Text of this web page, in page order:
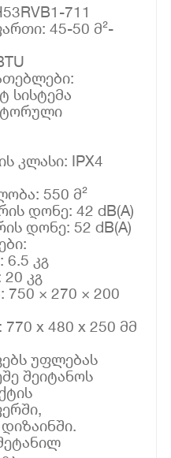
711
45-50 მ²-
სისტემა
კლასი: IPX4
550 მ²
დონე: 42 dB(A)
დონე: 52 dB(A)
6.5 კგ
კგ
× 270 × 200
x 480 x 250 მმ
უფლებას
შეიტანოს